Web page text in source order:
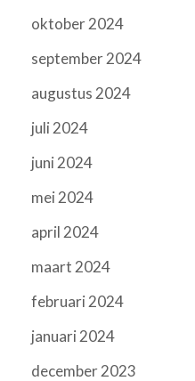
oktober 2024
september 2024
augustus 2024
juli 2024
juni 2024
mei 2024
april 2024
maart 2024
februari 2024
januari 2024
december 2023